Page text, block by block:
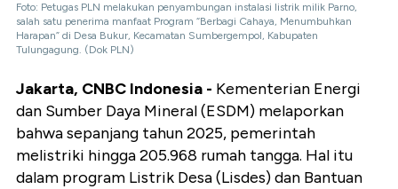
Foto: Petugas PLN melakukan penyambungan instalasi listrik milik Parno,
salah satu penerima manfaat Program “Berbagi Cahaya, Menumbuhkan
Harapan” di Desa Bukur, Kecamatan Sumbergempol, Kabupaten
Tulungagung. (Dok PLN)
Jakarta, CNBC Indonesia - Kementerian Energi
dan Sumber Daya Mineral (ESDM) melaporkan
bahwa sepanjang tahun 2025, pemerintah
melistriki hingga 205.968 rumah tangga. Hal itu
dalam program Listrik Desa (Lisdes) dan Bantuan